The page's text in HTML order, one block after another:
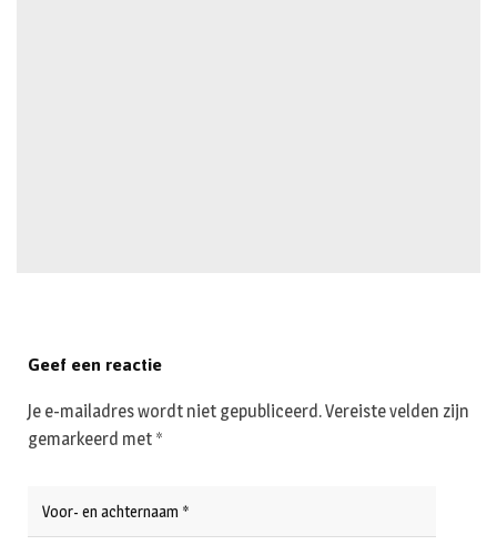
Geef een reactie
Je e-mailadres wordt niet gepubliceerd.Vereiste velden zijn
gemarkeerd met *